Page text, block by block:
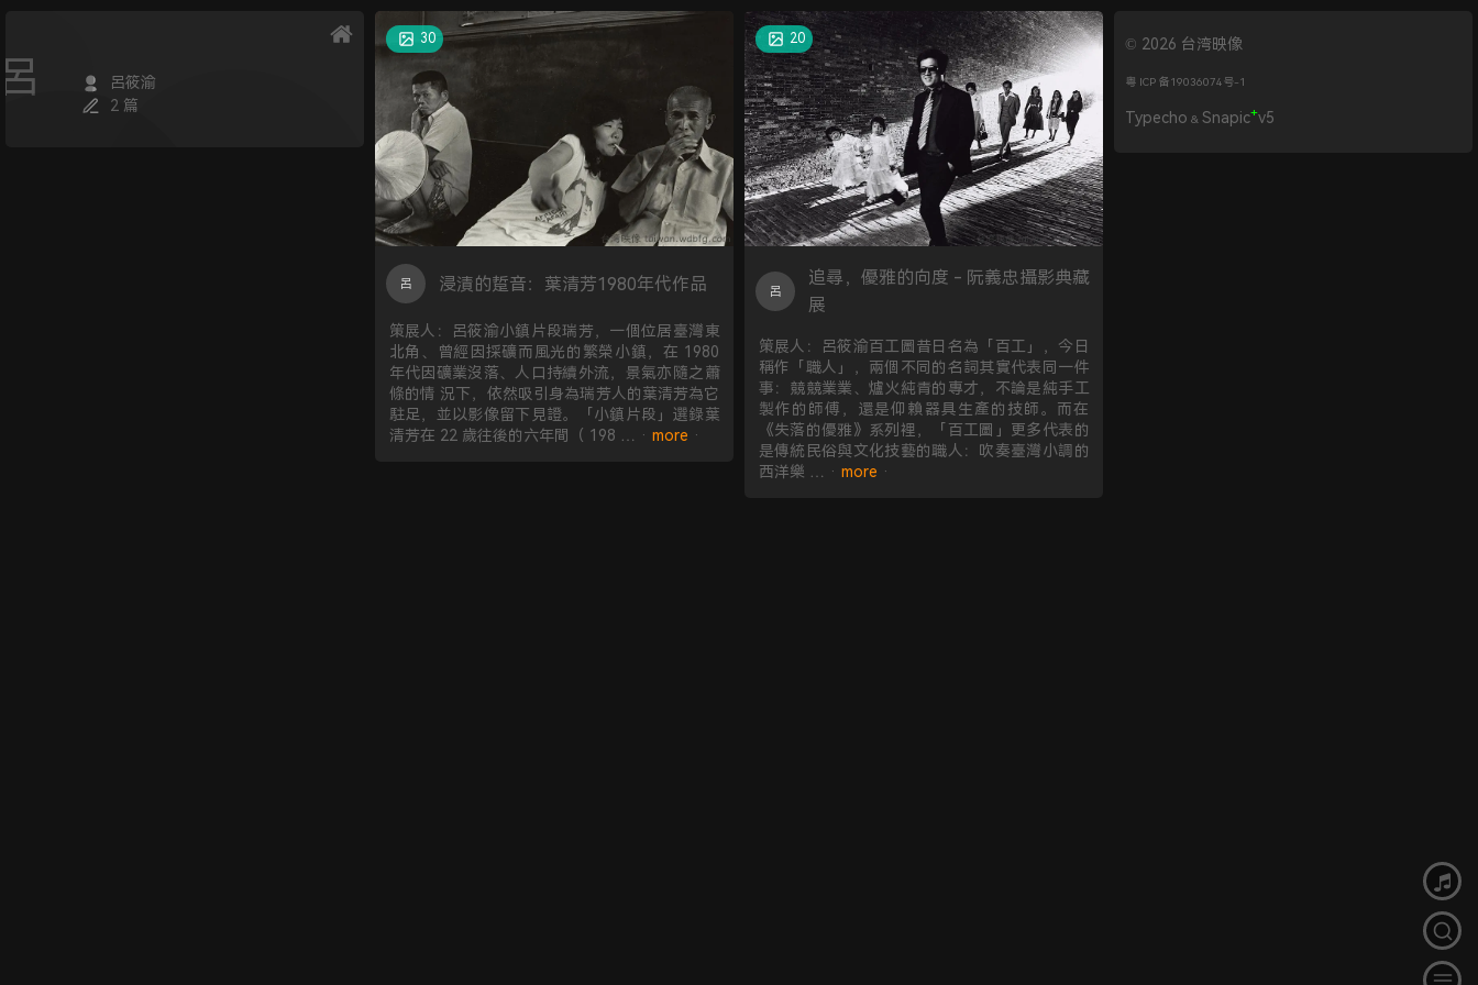
呂筱渝
2 篇
30
呂 浸漬的踅音：葉清芳1980年代作品
策展人：呂筱渝小鎮片段瑞芳，一個位居臺灣東
北角、曾經因採礦而風光的繁榮小鎮，在 1980
年代因礦業沒落、人口持續外流，景氣亦隨之蕭
條的情 況下，依然吸引身為瑞芳人的葉清芳為它
駐足，並以影像留下見證。「小鎮片段」選錄葉
清芳在 22 歲往後的六年間（ 198 … · more ·
20
呂
追尋，優雅的向度 - 阮義忠攝影典藏
展
策展人：呂筱渝百工圖昔日名為「百工」，今日
稱作「職人」，兩個不同的名詞其實代表同一件
事：競競業業、爐火純青的專才，不論是純手工
製作的師傅，還是仰賴器具生產的技師。而在
《失落的優雅》系列裡，「百工圖」更多代表的
是傳統民俗與文化技藝的職人：吹奏臺灣小調的
西洋樂 … · more ·
© 2026 台湾映像
粤 ICP 备19036074号-1
Typecho & Snapic+v5